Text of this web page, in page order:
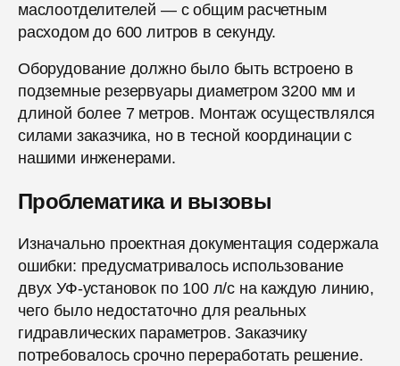
маслоотделителей — с общим расчетным
расходом до 600 литров в секунду.
Оборудование должно было быть встроено в
подземные резервуары диаметром 3200 мм и
длиной более 7 метров. Монтаж осуществлялся
силами заказчика, но в тесной координации с
нашими инженерами.
Проблематика и вызовы
Изначально проектная документация содержала
ошибки: предусматривалось использование
двух УФ-установок по 100 л/с на каждую линию,
чего было недостаточно для реальных
гидравлических параметров. Заказчику
потребовалось срочно переработать решение.